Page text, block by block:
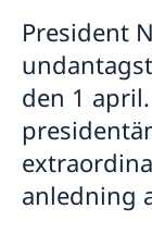
President
den 1
anledning